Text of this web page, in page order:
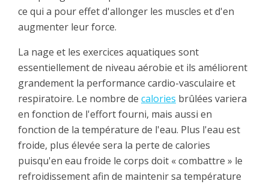
ce qui a pour effet d'allonger les muscles et d'en
augmenter leur force.
La nage et les exercices aquatiques sont
essentiellement de niveau aérobie et ils améliorent
grandement la performance cardio-vasculaire et
respiratoire. Le nombre de calories brûlées variera
en fonction de l'effort fourni, mais aussi en
fonction de la température de l'eau. Plus l'eau est
froide, plus élevée sera la perte de calories
puisqu'en eau froide le corps doit « combattre » le
refroidissement afin de maintenir sa température